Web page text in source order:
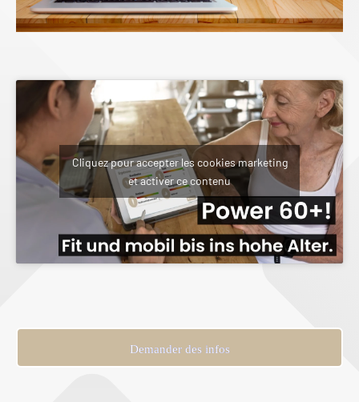
Cliquez pour accepter les cookies marketing
et activer ce contenu
Demander des infos